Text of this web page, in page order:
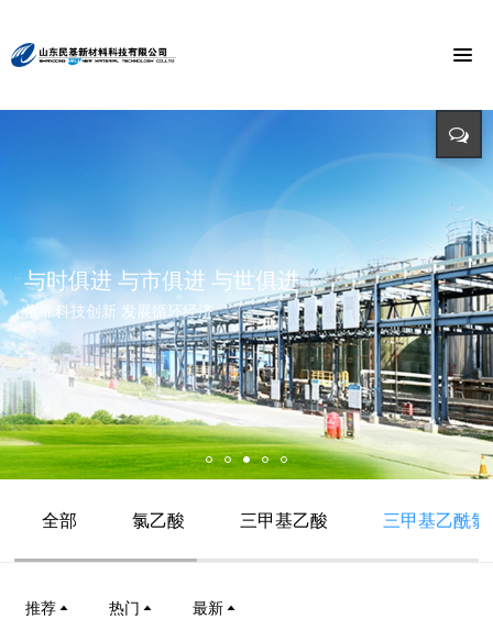
招标公告
招标详情及投标方式请点击查询（测试）
打造氯乙酸世界第一品牌
迈向世界价值链高端 打造世界精细化工绿色基地 创造氯乙酸国际
市场第一品牌
与时俱进 与市俱进 与世俱进
依靠科技创新 发展循环经济
精益求精 铸造品质
立足新起点 开创新局面
节能环保 捍卫能源
投入-产出-资源综合利用
全部 氯乙酸 三甲基乙酸 三甲基乙酰氯
推荐 热门 最新